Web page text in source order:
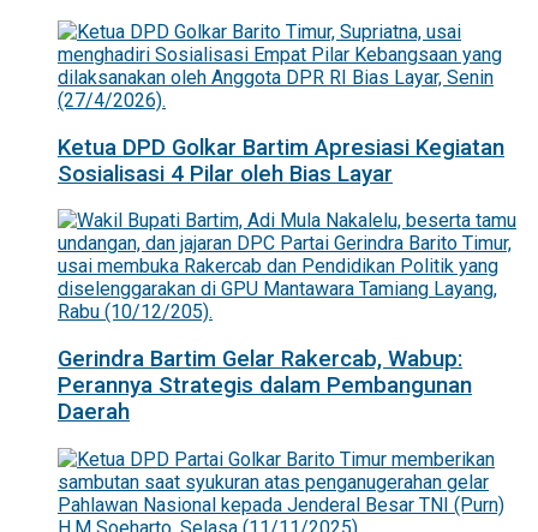
Ketua DPD Golkar Bartim Apresiasi Kegiatan
Sosialisasi 4 Pilar oleh Bias Layar
Gerindra Bartim Gelar Rakercab, Wabup:
Perannya Strategis dalam Pembangunan
Daerah